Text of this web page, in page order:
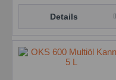
Details